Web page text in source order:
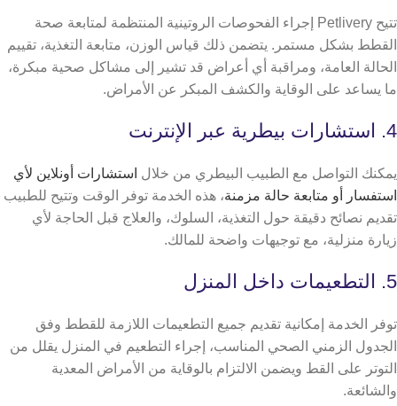
تتيح Petlivery إجراء الفحوصات الروتينية المنتظمة لمتابعة صحة
القطط بشكل مستمر. يتضمن ذلك قياس الوزن، متابعة التغذية، تقييم
الحالة العامة، ومراقبة أي أعراض قد تشير إلى مشاكل صحية مبكرة،
ما يساعد على الوقاية والكشف المبكر عن الأمراض.
4. استشارات بيطرية عبر الإنترنت
يمكنك التواصل مع الطبيب البيطري من خلال استشارات أونلاين لأي
استفسار أو متابعة حالة مزمنة، هذه الخدمة توفر الوقت وتتيح للطبيب
تقديم نصائح دقيقة حول التغذية، السلوك، والعلاج قبل الحاجة لأي
زيارة منزلية، مع توجيهات واضحة للمالك.
5. التطعيمات داخل المنزل
توفر الخدمة إمكانية تقديم جميع التطعيمات اللازمة للقطط وفق
الجدول الزمني الصحي المناسب، إجراء التطعيم في المنزل يقلل من
التوتر على القط ويضمن الالتزام بالوقاية من الأمراض المعدية
والشائعة.